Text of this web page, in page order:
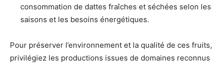
consommation de dattes fraîches et séchées selon les
saisons et les besoins énergétiques.
Pour préserver l’environnement et la qualité de ces fruits,
privilégiez les productions issues de domaines reconnus